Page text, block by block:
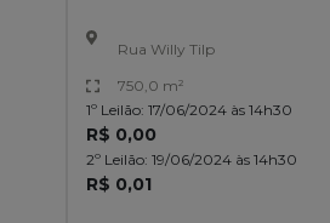
Rua Willy Tilp
750,0 m²
1º Leilão: 17/06/2024 às 14h30
R$ 0,00
2º Leilão: 19/06/2024 às 14h30
R$ 0,01